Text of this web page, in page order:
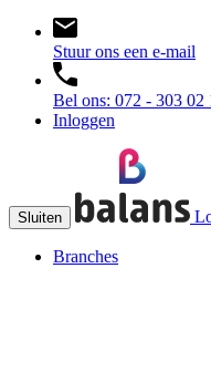
Stuur ons een e-mail
Bel ons: 072 - 303 02
Inloggen
Sluiten
Branches